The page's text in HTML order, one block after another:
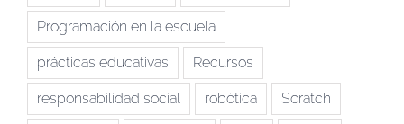
Programación en la escuela
prácticas educativas Recursos
responsabilidad social robótica Scratch